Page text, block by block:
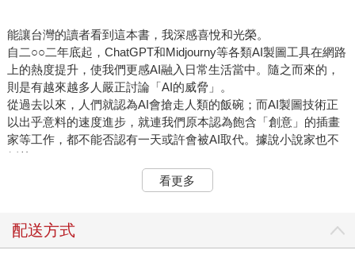
能讓台灣的讀者看到這本書，我深感喜悅和光榮。
自二○○二年底起，ChatGPT和Midjourny等各類AI製圖工具在網路
上的熱度提升，使我們更感AI融入日常生活當中。隨之而來的，
則是有越來越多人嚴正討論「AI的威脅」。
從過去以來，人們就認為AI會搶走人類的飯碗；而AI製圖技術正
以出乎意料的速度進步，就連我們原本認為飽含「創意」的插畫
家等工作，都不能否認有一天或許會被AI取代。據說小說家也不
例外。
而現實中更迫切的威脅，便是最具代表性的「深偽技術」。由深
偽技術製作出來的假資訊，精細到難以與事實分別。
片、有良知的政治家竟發出仇恨言論的合成影片，以及使用合成
看更多
配送方式